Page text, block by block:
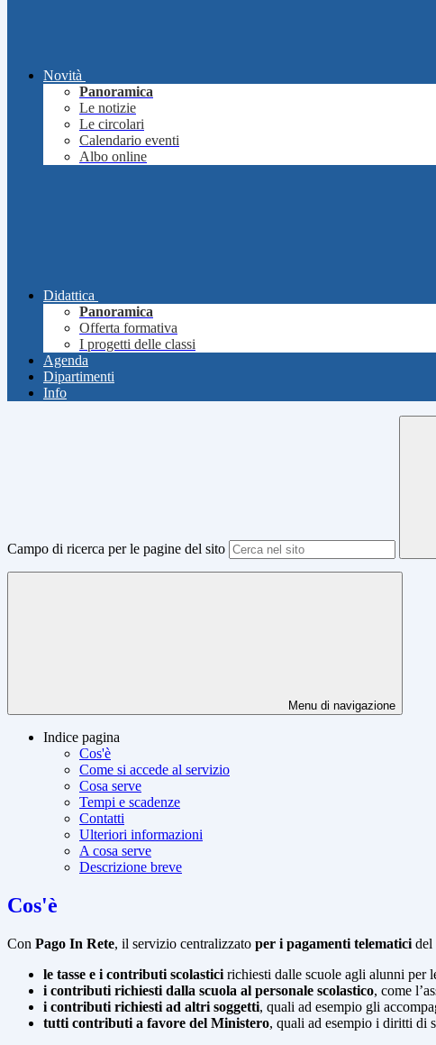
Novità
Panoramica
Le notizie
Le circolari
Calendario eventi
Albo online
Didattica
Panoramica
Offerta formativa
I progetti delle classi
Agenda
Dipartimenti
Info
Campo di ricerca per le pagine del sito
Menu di navigazione
Indice pagina
Cos'è
Come si accede al servizio
Cosa serve
Tempi e scadenze
Contatti
Ulteriori informazioni
A cosa serve
Descrizione breve
Cos'è
Con Pago In Rete, il servizio centralizzato per i pagamenti telematici del
le tasse e i contributi scolastici richiesti dalle scuole agli alunni per
i contributi richiesti dalla scuola al personale scolastico, come
i contributi richiesti ad altri soggetti, quali ad esempio gli
tutti contributi a favore del Ministero, quali ad esempio i diritti di